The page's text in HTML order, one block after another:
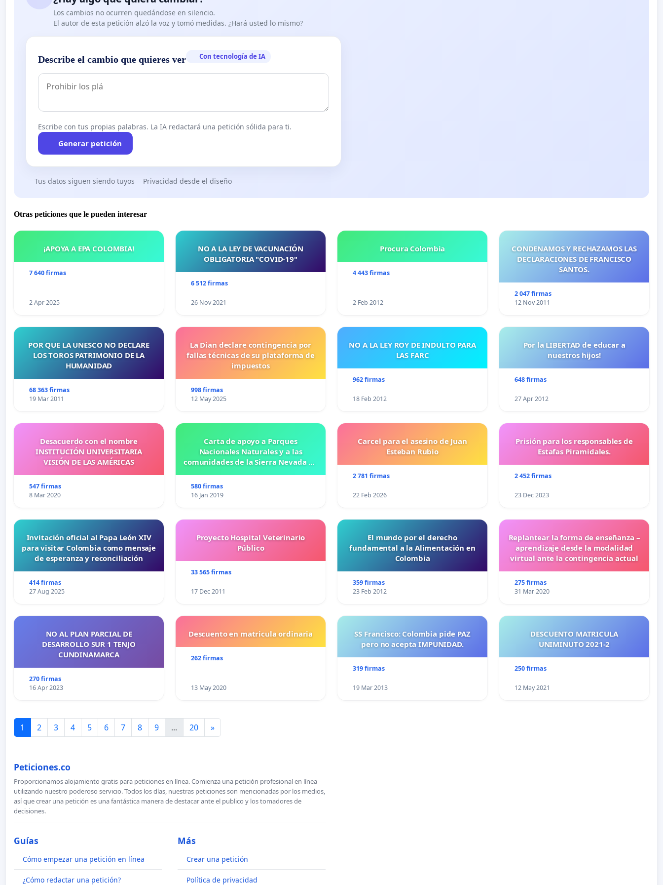
Los cambios no ocurren quedándose en silencio.
El autor de esta petición alzó la voz y tomó medidas. ¿Hará usted lo mismo?
Describe el cambio que quieres ver Con tecnología de IA
Escribe con tus propias palabras. La IA redactará una petición sólida para ti.
Generar petición
Tus datos siguen siendo tuyos Privacidad desde el diseño
Otras peticiones que le pueden interesar
¡APOYA A EPA COLOMBIA!
7 640 firmas
2 Apr 2025
NO A LA LEY DE VACUNACIÓN
OBLIGATORIA "COVID-19"
6 512 firmas
26 Nov 2021
Procura Colombia
4 443 firmas
2 Feb 2012
CONDENAMOS Y RECHAZAMOS LAS
DECLARACIONES DE FRANCISCO
SANTOS.
2 047 firmas
12 Nov 2011
POR QUE LA UNESCO NO DECLARE
LOS TOROS PATRIMONIO DE LA
HUMANIDAD
68 363 firmas
19 Mar 2011
La Dian declare contingencia por
fallas técnicas de su plataforma de
impuestos
998 firmas
12 May 2025
NO A LA LEY ROY DE INDULTO PARA
LAS FARC
962 firmas
18 Feb 2012
Por la LIBERTAD de educar a
nuestros hijos!
648 firmas
27 Apr 2012
Desacuerdo con el nombre
INSTITUCIÓN UNIVERSITARIA
VISIÓN DE LAS AMÉRICAS
547 firmas
8 Mar 2020
Carta de apoyo a Parques
Nacionales Naturales y a las
comunidades de la Sierra Nevada de
580 firmas
16 Jan 2019
Carcel para el asesino de Juan
Esteban Rubio
2 781 firmas
22 Feb 2026
Prisión para los responsables de
Estafas Piramidales.
2 452 firmas
23 Dec 2023
Invitación oficial al Papa León XIV
para visitar Colombia como mensaje
de esperanza y reconciliación
414 firmas
27 Aug 2025
Proyecto Hospital Veterinario
Público
33 565 firmas
17 Dec 2011
El mundo por el derecho
fundamental a la Alimentación en
Colombia
359 firmas
23 Feb 2012
Replantear la forma de enseñanza –
aprendizaje desde la modalidad
virtual ante la contingencia actual
275 firmas
31 Mar 2020
NO AL PLAN PARCIAL DE
DESARROLLO SUR 1 TENJO
CUNDINAMARCA
270 firmas
16 Apr 2023
Descuento en matricula ordinaria
262 firmas
13 May 2020
SS Francisco: Colombia pide PAZ
pero no acepta IMPUNIDAD.
319 firmas
19 Mar 2013
DESCUENTO MATRICULA
UNIMINUTO 2021-2
250 firmas
12 May 2021
1 2 3 4 5 6 7 8 9 ... 20 »
Peticiones.co
Proporcionamos alojamiento gratis para peticiones en línea. Comienza una petición profesional en línea
utilizando nuestro poderoso servicio. Todos los días, nuestras peticiones son mencionadas por los medios,
así que crear una petición es una fantástica manera de destacar ante el publico y los tomadores de
decisiones.
Guías
Cómo empezar una petición en línea
¿Cómo redactar una petición?
Más
Crear una petición
Política de privacidad